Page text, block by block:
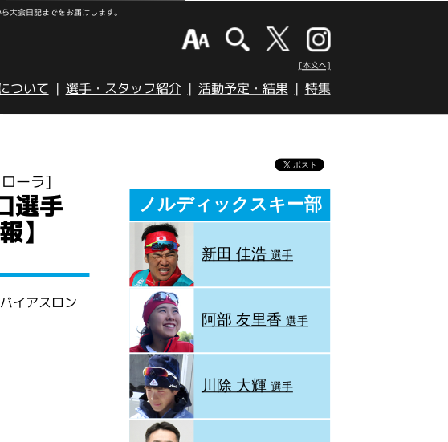
大会日記までをお届けします。
[本文へ]
ついて 選手・スタッフ紹介 活動予定・結果 特集
ーラ]
選手
】
イアスロン
ノルディックスキー部
新田 佳浩 選手
阿部 友里香 選手
川除 大輝 選手